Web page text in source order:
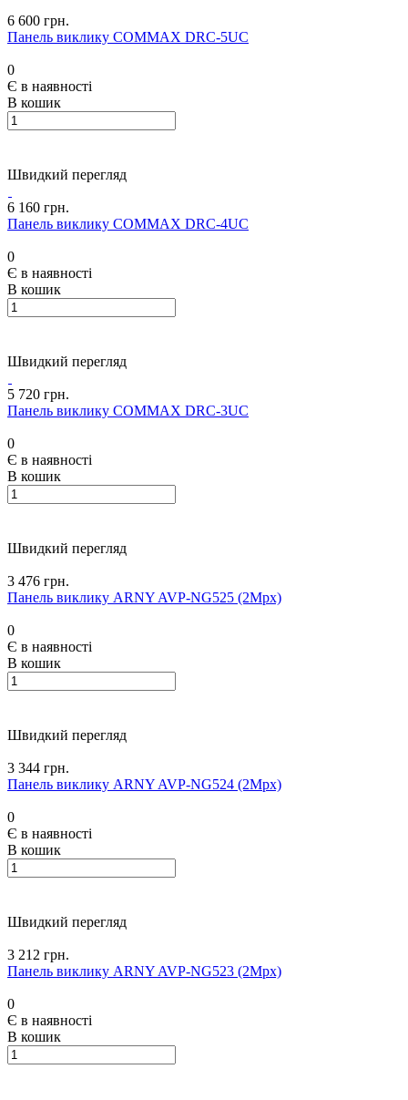
6 600 грн.
Панель виклику COMMAX DRC-5UC
0
Є в наявності
В кошик
Швидкий перегляд
6 160 грн.
Панель виклику COMMAX DRC-4UC
0
Є в наявності
В кошик
Швидкий перегляд
5 720 грн.
Панель виклику COMMAX DRC-3UC
0
Є в наявності
В кошик
Швидкий перегляд
3 476 грн.
Панель виклику ARNY AVP-NG525 (2Mpx)
0
Є в наявності
В кошик
Швидкий перегляд
3 344 грн.
Панель виклику ARNY AVP-NG524 (2Mpx)
0
Є в наявності
В кошик
Швидкий перегляд
3 212 грн.
Панель виклику ARNY AVP-NG523 (2Mpx)
0
Є в наявності
В кошик